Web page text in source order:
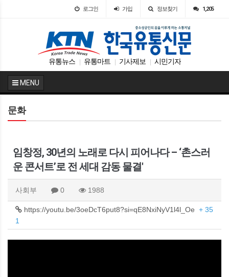
로그인 가입 정보찾기 1,205
유통뉴스 유통마트 기사제보 시민기자
MENU
문화
임창정, 30년의 노래로 다시 피어나다 – ‘촌스러
운 콘서트’로 전 세대 감동 물결'
사회부 0 1988
https://youtu.be/3oeDcT6put8?si=qE8NxiNyV1l4l_Oe + 35
1